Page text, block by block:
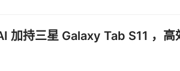
加持三星 Galaxy Tab S11 ，高